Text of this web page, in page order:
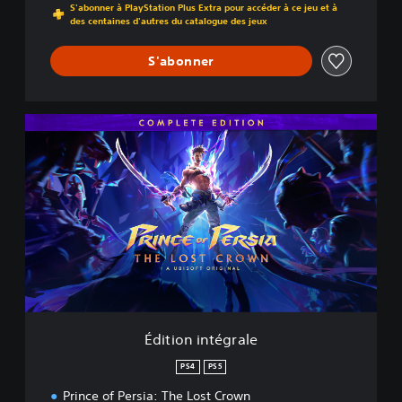
S'abonner à PlayStation Plus Extra pour accéder à ce jeu et à
des centaines d'autres du catalogue des jeux
S'abonner
t
i
o
i
n
t
é
g
Édition intégrale
PS4 PS5
Prince of Persia: The Lost Crown